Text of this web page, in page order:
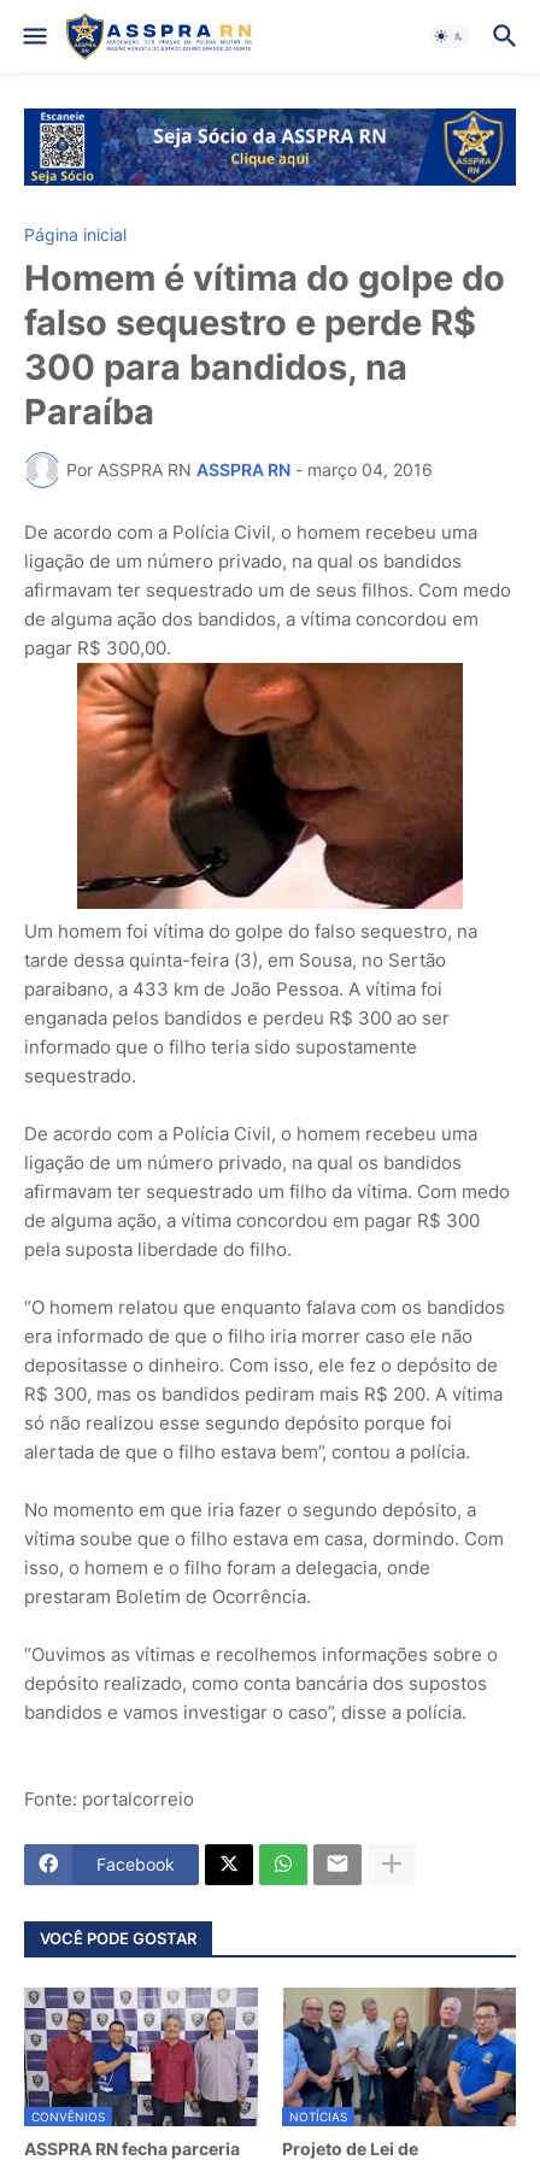
Página inicial
Homem é vítima do golpe do
falso sequestro e perde R$
300 para bandidos, na
Paraíba
Por ASSPRA RN ASSPRA RN - março 04, 2016
De acordo com a Polícia Civil, o homem recebeu uma
ligação de um número privado, na qual os bandidos
afirmavam ter sequestrado um de seus filhos. Com medo
de alguma ação dos bandidos, a vítima concordou em
pagar R$ 300,00.
Um homem foi vítima do golpe do falso sequestro, na
tarde dessa quinta-feira (3), em Sousa, no Sertão
paraibano, a 433 km de João Pessoa. A vítima foi
enganada pelos bandidos e perdeu R$ 300 ao ser
informado que o filho teria sido supostamente
sequestrado.
De acordo com a Polícia Civil, o homem recebeu uma
ligação de um número privado, na qual os bandidos
afirmavam ter sequestrado um filho da vítima. Com medo
de alguma ação, a vítima concordou em pagar R$ 300
pela suposta liberdade do filho.
“O homem relatou que enquanto falava com os bandidos
era informado de que o filho iria morrer caso ele não
depositasse o dinheiro. Com isso, ele fez o depósito de
R$ 300, mas os bandidos pediram mais R$ 200. A vítima
só não realizou esse segundo depósito porque foi
alertada de que o filho estava bem”, contou a polícia.
No momento em que iria fazer o segundo depósito, a
vítima soube que o filho estava em casa, dormindo. Com
isso, o homem e o filho foram a delegacia, onde
prestaram Boletim de Ocorrência.
“Ouvimos as vítimas e recolhemos informações sobre o
depósito realizado, como conta bancária dos supostos
bandidos e vamos investigar o caso”, disse a polícia.
Fonte: portalcorreio
Facebook
VOCÊ PODE GOSTAR
CONVÊNIOS
ASSPRA RN fecha parceria
NOTÍCIAS
Projeto de Lei de